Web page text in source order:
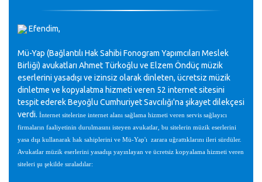
Efendim,
Mü-Yap (Bağlantılı Hak Sahibi Fonogram Yapımcıları Meslek
Birliği) avukatları Ahmet Türkoğlu ve Elzem Öndüç müzik
eserlerini yasadışı ve izinsiz olarak dinleten, ücretsiz müzik
dinletme ve kopyalatma hizmeti veren 52 internet sitesini
tespit ederek Beyoğlu Cumhuriyet Savcılığı'na şikayet dilekçesi
verdi. İnternet sitelerine internet alanı sağlama hizmeti veren servis sağlayıcı
firmaların faaliyetinin durulmasını isteyen avukatlar, bu sitelerin müzik eserlerini
yasa dışı kullanarak hak sahiplerini ve Mü-Yap'ı
zarara uğrattıklarını ileri sürdüler.
Avukatlar müzik eserlerini yasadışı yayınlayan ve ücretsiz kopyalama hizmeti veren
siteleri şu şekilde sıraladılar: